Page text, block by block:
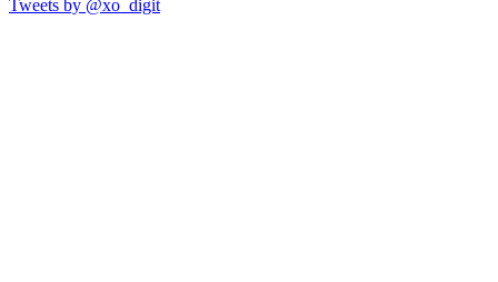
Tweets by @xo_digit